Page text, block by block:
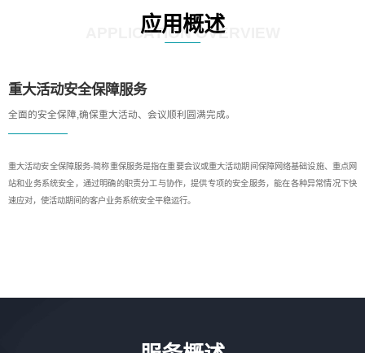
应用概述
APPLICATION OVERVIEW
重大活动安全保障服务
全面的安全保障,确保重大活动、会议顺利圆满完成。
重大活动安全保障服务-简称重保服务是指在重要会议或重大活动期间保障网络基础设施、重点网
站和业务系统安全，通过明确的职责分工与协作，提供专项的安全服务，能在各种异常情况下快
速应对，使活动期间的客户业务系统安全平稳运行。